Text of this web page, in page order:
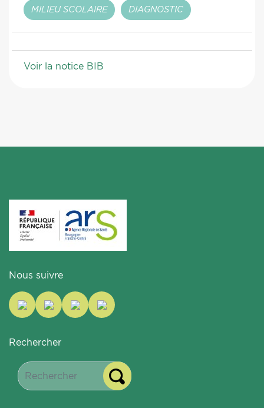
MILIEU SCOLAIRE DIAGNOSTIC
Voir la notice BIB
Nous suivre
Rechercher